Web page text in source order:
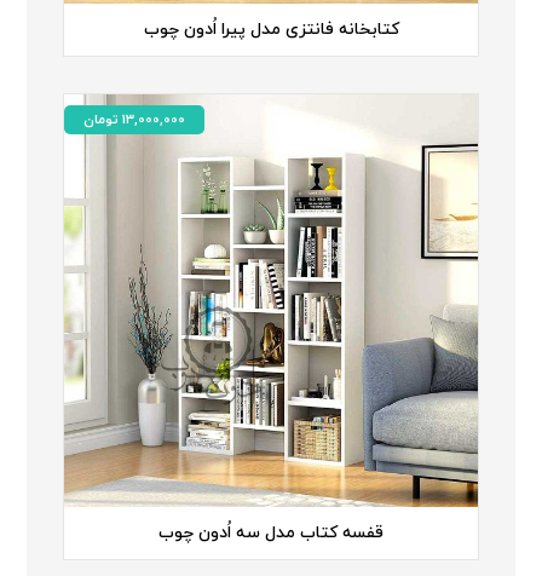
کتابخانه فانتزی مدل پیرا اُدون چوب
قفسه کتاب مدل سه اُدون چوب
13,000,000 تومان